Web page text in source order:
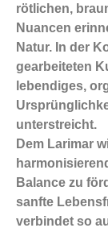
rötlichen,
Nuancen
Natur. In der
gearbeiteten
lebendiges,
unterstreicht.
Dem Larimar
Balance zu
sanfte
verbindet so